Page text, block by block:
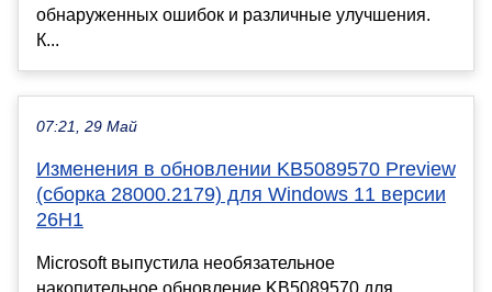
обнаруженных ошибок и различные улучшения.
К...
07:21, 29 Май
Изменения в обновлении KB5089570 Preview
(сборка 28000.2179) для Windows 11 версии
26H1
Microsoft выпустила необязательное
накопительное обновление KB5089570 для